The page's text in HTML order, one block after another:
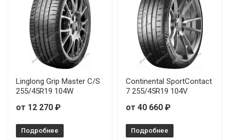
Linglong Grip Master C/S
255/45R19 104W
от 12 270 ₽
Подробнее
Continental SportContact
7 255/45R19 104V
от 40 660 ₽
Подробнее